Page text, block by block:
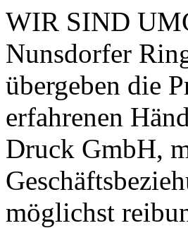
WIR SIND
Nunsdorfer
übergeben die
erfahrenen
Druck GmbH,
möglichst